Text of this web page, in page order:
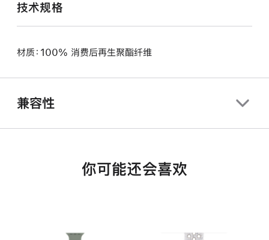
技术规格
材质：100% 消费后再生聚酯纤维
兼容性
你可能还会喜欢